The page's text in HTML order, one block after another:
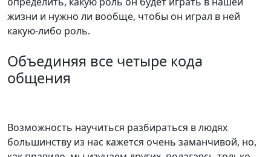
жизни и нужно ли вообще, чтобы он играл в ней
какую-либо роль.
Объединяя все четыре кода
общения
Возможность научиться разбираться в людях
большинству из нас кажется очень заманчивой, но,